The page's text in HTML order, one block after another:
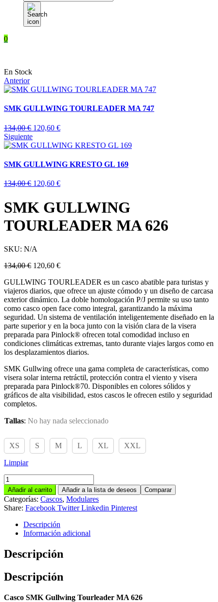
de
productos
0
En Stock
Anterior
SMK GULLWING TOURLEADER MA 747
134,00€ 120,60 €
Siguiente
SMK GULLWING KRESTO GL 169
134,00€ 120,60 €
SMK GULLWING
TOURLEADER MA 626
SKU: N/A
134,00€ 120,60 €
GULLWING TOURLEADER es un casco abatible para turistas y
viajeros diarios, que ofrece un ajuste cómodo y un diseño de carcasa
exterior dinámico. La doble homologación P/J permite su uso tanto
como casco open face como integral, garantizando la máxima
seguridad. Un sistema de ventilación inteligentemente diseñado en la
parte superior y en la boca junto con la visión clara de la visera
preparada para Pinlock® ofrecen total comodidad incluso en
condiciones climáticas extremas, tanto durante viajes largos como en
los desplazamientos diarios.
SMK Gullwing ofrece una gama completa de características, como
visera solar interna retráctil, protección contra el viento y visera
preparada para Pinlock®70. Disponibles en colores sólidos y
gráficos de alta visibilidad, estos cascos le ofrecen estilo y seguridad
completos.
Tallas: No hay nada seleccionado
XS S M L XL XXL
Limpiar
SMK
GULLWING
TOURLEADER
MA
cantidad
Añadir al carrito Añadir a la lista de deseos Comparar
Categorías: Cascos, Modulares
Share: Facebook Twitter Linkedin Pinterest
Descripción
Información adicional
Descripción
Descripción
Casco SMK Gullwing Tourleader MA 626